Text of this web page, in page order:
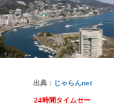
出典： じゃらんnet
24時間タイムセー